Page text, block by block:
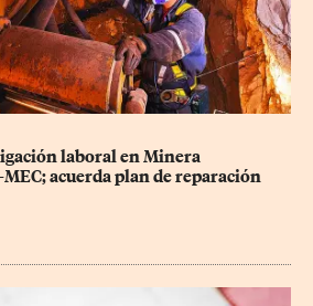
laboral en Minera
acuerda plan de reparación